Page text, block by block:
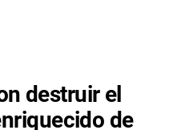
destruir el
de